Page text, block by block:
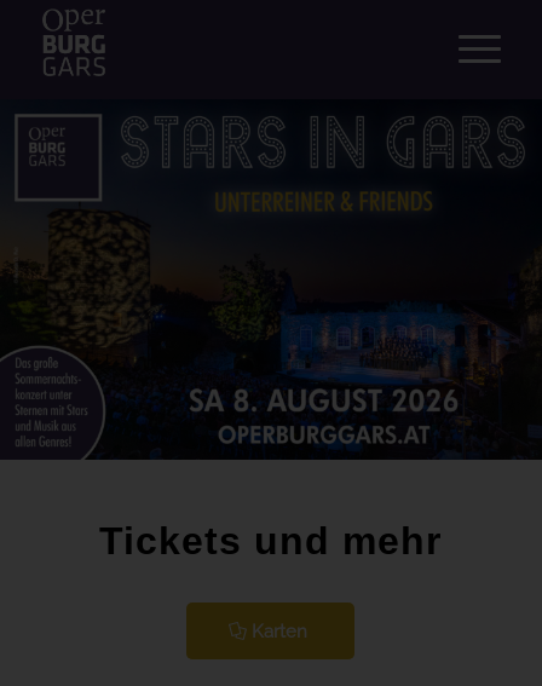
Tickets und mehr
Karten